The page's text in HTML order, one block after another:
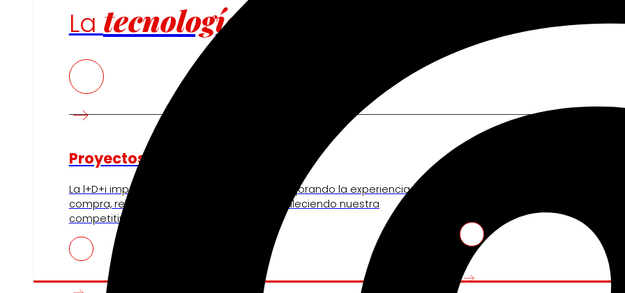
La tecnología
Proyectos de innovación
La l+D+i impulsa nuestra transformación, mejorando la experiencia de
compra, reforzando la sostenibilidad y fortaleciendo nuestra
competitividad.